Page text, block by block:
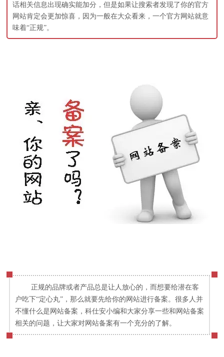
话相关信息出现确实能加分，但是如果让搜索者发现了你的官方
网站肯定会更加惊喜，因为一般在大众看来，一个官方网站就意
味着“正规”。
正规的品牌或者产品总是让人放心的，而想要给潜在客
户吃下“定心丸”，那么就要先给你的网站进行备案。很多人并
不懂什么是网站备案，科仕安小编和大家分享一些和网站备案
相关的问题，让大家对网站备案有一个充分的了解。